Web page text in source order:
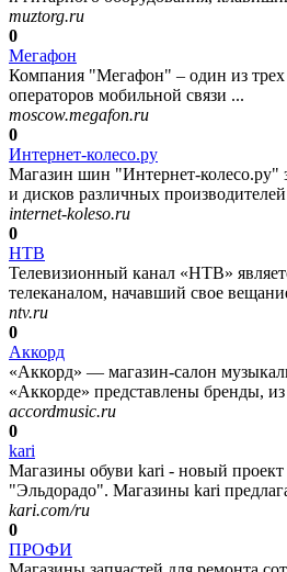
muztorg.ru
0
Мегафон
Компания "Мегафон" – один из
операторов мобильной связи ...
moscow.megafon.ru
0
Интернет-колесо.ру
Магазин шин "Интернет-колесо.ру"
и дисков различных
internet-koleso.ru
0
НТВ
Телевизионный канал «НТВ»
телеканалом, начавший свое
ntv.ru
0
Аккорд
«Аккорд» — магазин-салон
«Аккорде» представлены бренды,
accordmusic.ru
0
kari
Магазины обуви kari - новый проект
"Эльдорадо". Магазины kari
kari.com/ru
0
ПРОФИ